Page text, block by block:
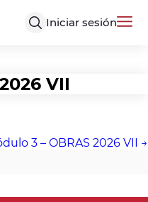
Iniciar sesión
VII
3 – OBRAS 2026 VII